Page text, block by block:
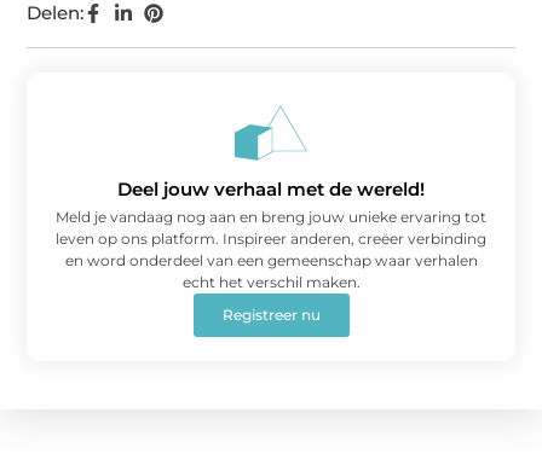
Delen:
Deel jouw verhaal met de wereld!
Meld je vandaag nog aan en breng jouw unieke ervaring tot
leven op ons platform. Inspireer anderen, creëer verbinding
en word onderdeel van een gemeenschap waar verhalen
echt het verschil maken.
Registreer nu